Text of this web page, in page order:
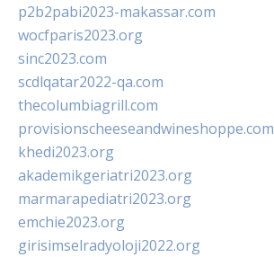
p2b2pabi2023-makassar.com
wocfparis2023.org
sinc2023.com
scdlqatar2022-qa.com
thecolumbiagrill.com
provisionscheeseandwineshoppe.com
khedi2023.org
akademikgeriatri2023.org
marmarapediatri2023.org
emchie2023.org
girisimselradyoloji2022.org